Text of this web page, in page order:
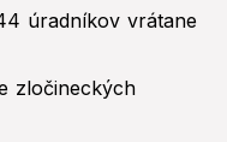
úradníkov vrátane
zločineckých